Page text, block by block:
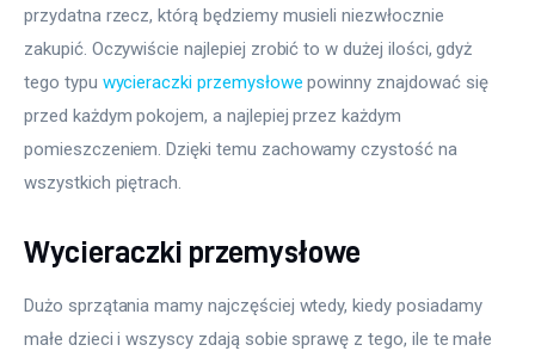
przydatna rzecz, którą będziemy musieli niezwłocznie
zakupić. Oczywiście najlepiej zrobić to w dużej ilości, gdyż
tego typu wycieraczki przemysłowe powinny znajdować się
przed każdym pokojem, a najlepiej przez każdym
pomieszczeniem. Dzięki temu zachowamy czystość na
wszystkich piętrach.
Wycieraczki przemysłowe
Dużo sprzątania mamy najczęściej wtedy, kiedy posiadamy
małe dzieci i wszyscy zdają sobie sprawę z tego, ile te małe